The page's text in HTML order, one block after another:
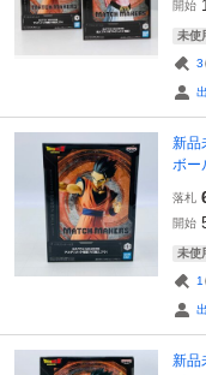
開始
未使
3
新品
ボー
落札
開始
未使
1
新品